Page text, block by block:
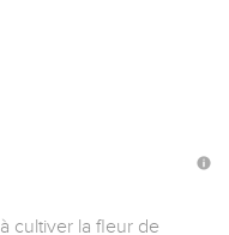
cultiver la fleur de